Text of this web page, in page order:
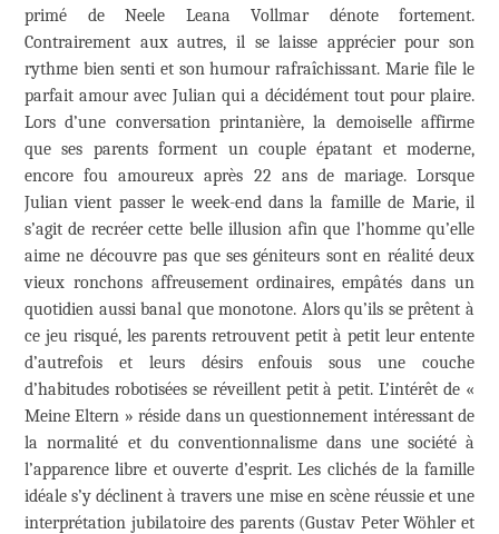
primé de Neele Leana Vollmar dénote fortement.
Contrairement aux autres, il se laisse apprécier pour son
rythme bien senti et son humour rafraîchissant. Marie file le
parfait amour avec Julian qui a décidément tout pour plaire.
Lors d’une conversation printanière, la demoiselle affirme
que ses parents forment un couple épatant et moderne,
encore fou amoureux après 22 ans de mariage. Lorsque
Julian vient passer le week-end dans la famille de Marie, il
s’agit de recréer cette belle illusion afin que l’homme qu’elle
aime ne découvre pas que ses géniteurs sont en réalité deux
vieux ronchons affreusement ordinaires, empâtés dans un
quotidien aussi banal que monotone. Alors qu’ils se prêtent à
ce jeu risqué, les parents retrouvent petit à petit leur entente
d’autrefois et leurs désirs enfouis sous une couche
d’habitudes robotisées se réveillent petit à petit. L’intérêt de «
Meine Eltern » réside dans un questionnement intéressant de
la normalité et du conventionnalisme dans une société à
l’apparence libre et ouverte d’esprit. Les clichés de la famille
idéale s’y déclinent à travers une mise en scène réussie et une
interprétation jubilatoire des parents (Gustav Peter Wöhler et